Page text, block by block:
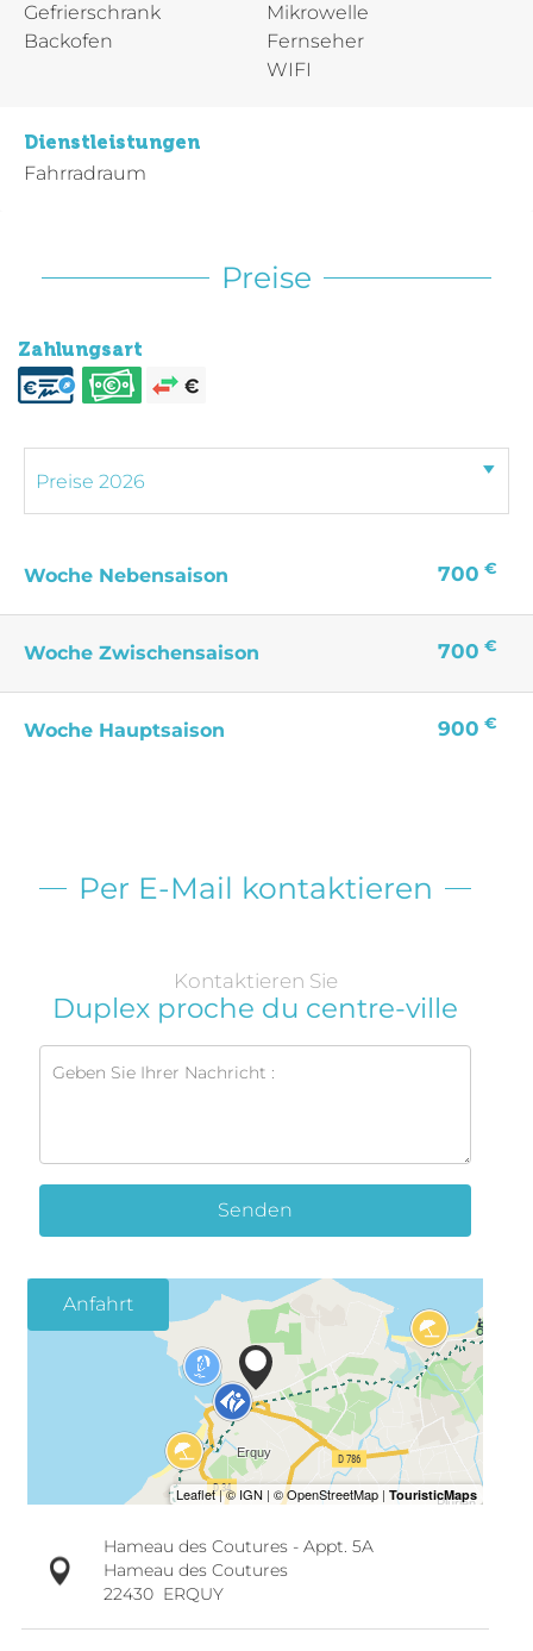
Gefrierschrank
Backofen
Mikrowelle
Fernseher
WIFI
Dienstleistungen
Fahrradraum
Preise
Zahlungsart
Woche Nebensaison 700 €
Woche Zwischensaison 700 €
Woche Hauptsaison 900 €
Per E-Mail kontaktieren
Kontaktieren Sie
Duplex proche du centre-ville
Senden
Anfahrt
Hameau des Coutures - Appt. 5A
Hameau des Coutures
22430 ERQUY